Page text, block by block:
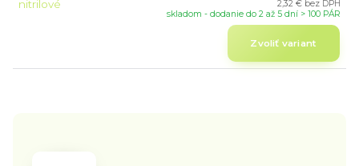
2,32 € bez DPH
skladom - dodanie do 2 až 5 dní > 100 PÁR
Zvoliť variant